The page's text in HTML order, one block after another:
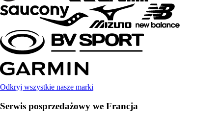
Odkryj wszystkie nasze marki
Serwis posprzedażowy we Francja